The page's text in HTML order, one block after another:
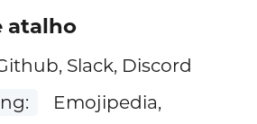
atalho
Slack, Discord
Emojipedia,